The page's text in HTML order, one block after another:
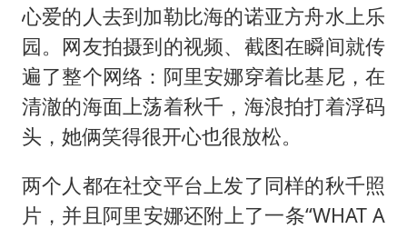
心爱的人去到加勒比海的诺亚方舟水上乐
园。网友拍摄到的视频、截图在瞬间就传
遍了整个网络：阿里安娜穿着比基尼，在
清澈的海面上荡着秋千，海浪拍打着浮码
头，她俩笑得很开心也很放松。
两个人都在社交平台上发了同样的秋千照
片，并且阿里安娜还附上了一条“WHAT A